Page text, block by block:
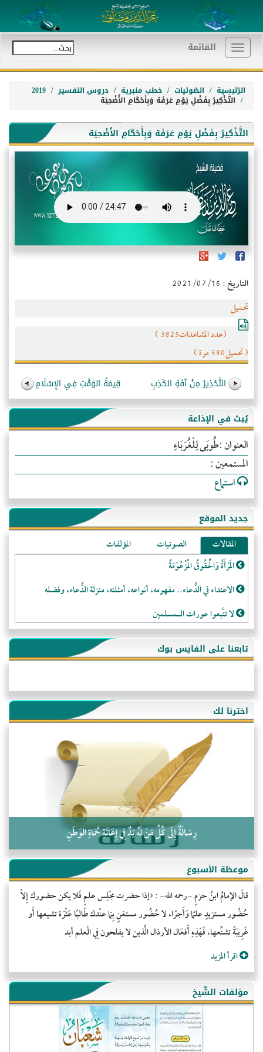
Toggle
navigation
القائمة
الرّئيسية الصّوتيات خطب منبرية دروس التفسير 2019
التَّذْكِيرُ بِفَضْلِ يَوْمِ عَرَفَة وَبِأَحْكَامِ الأُضْحِيَة
التَّذْكِيرُ بِفَضْلِ يَوْمِ عَرَفَة وَبِأَحْكَامِ الأُضْحِيَة
التاريخ : 2021/07/16
تحميل
(عدد المشاهدات3825 )
( تحميل580 مرة )
التَّحْذِيرُ مِنْ آفَةِ الكَذِبِ قِيمَةُ الوَقْتِ فِي الإِسْلَامِ
يُبث في الإذاعة
العنوان :طُوبَى لِلْغُرَبَاءِ
المستمعين :
استماع
جديد الموقع
المقالات الصوتيات
المؤلفات
المَرْأَةُ وَالْحُقُوقُ الْمَزْعُوَمَةُ
الاعتداء في الدُّعاء.. مفهومه، أنواعه، أمثلته، منزلة الدُّعاء، وفضله
لا تتَّبعوا عورات الـمسلمين
فقه النَّصيحة عند الصَّحابة الكرام رضي الله عنهم
لَا عِزَّةَ إِلَّا بِالإِسْلَامِ
هذه سبيلنا فماذا تنقمون؟!
أُسُـسُ بَـيْـتِ الـمُسْـلِمِ
التَّعْلِيمُ القُرْآنِي
كلمة إلى إخواني السلفيين في الجزائر
تابعنا على الفايس بوك
اخترنا لك
رِسَالَةٌ إِلَى كُلِّ مَنْ لَهُ يَدٌ فِي إِعَانَةِ حُمَاةِ الوَطَنِ
موعظة الأسبوع
قالَ الإمامُ ابنُ حزمٍ -رحمه الله- : «إذا حضرت مجْلِس علمٍ فَلا يكن حضورك إِلاّ
حُضُور مستزيدٍ علمًا وَأَجرًا، لا حُضُور مستغنٍ بِمَا عنْدك طَالبًا عَثْرَة تشيعها أَو
غَرِيبَةً تشنِّعها، فَهَذِهِ أَفعَال الأرذال الَّذين لا يفلحون فِي الْعلم أبد
اقرأ المزيد
مؤلفات الشّيخ